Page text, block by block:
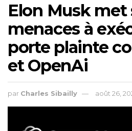
Elon Musk met
menaces à
porte plainte
et OpenAi
par Charles Sibailly août 26,